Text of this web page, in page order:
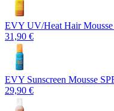
EVY UV/Heat Hair
31,90 €
EVY Sunscreen Mousse
29,90 €